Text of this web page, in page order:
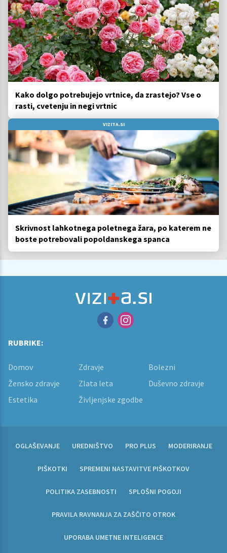
Kako dolgo potrebujejo vrtnice, da zrastejo? Vse o
rasti, cvetenju in negi vrtnic
VIZITA.SI
Skrivnost lahkotnega poletnega žara, po katerem ne
boste potrebovali popoldanskega spanca
RUBRIKE:
Domov Zdravje
Bolezni
Žensko zdravje
Zlata leta
Duševno zdravje
Estetika
Življenjske zgodbe
OGLAŠEVANJE UREDNIŠTVO PRO PLUS MODERIRANJE
PIŠKOTKI SPREMENI NASTAVITVE PIŠKOTKOV
POLITIKA ZASEBNOSTI SPLOŠNI POGOJI
PRAVILA RAVNANJA ZA ZAŠČITO OTROK
UPORABA UMETNE INTELIGENCE